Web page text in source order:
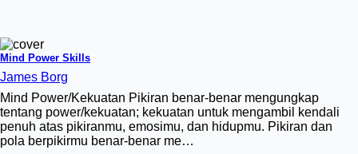
Mind Power Skills
James Borg
Mind Power/Kekuatan Pikiran benar-benar mengungkap
tentang power/kekuatan; kekuatan untuk mengambil kendali
penuh atas pikiranmu, emosimu, dan hidupmu. Pikiran dan
pola berpikirmu benar-benar me…